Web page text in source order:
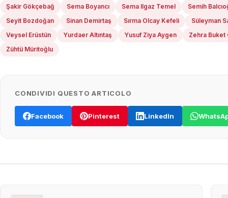
Şakir Gökçebağ
Sema Boyancı Sema Ilgaz Temel
Semih
Seyit Bozdoğan
Sinan Demirtaş Sırma Olcay Kefeli
Süleyman
Veysel Erüstün
Yurdaer Altıntaş Yusuf Ziya Aygen
Zehra Buket
Zühtü Müritoğlu
CONDIVIDI QUESTO ARTICOLO
Facebook Pinterest LinkedIn